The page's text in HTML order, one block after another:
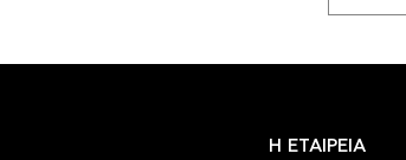
Η ΕΤΑΙΡΕΙΑ